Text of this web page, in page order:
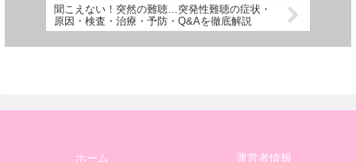
聞こえない！突然の難聴…突発性難聴の症状・
原因・検査・治療・予防・Q&Aを徹底解説
ホーム 運営者情報